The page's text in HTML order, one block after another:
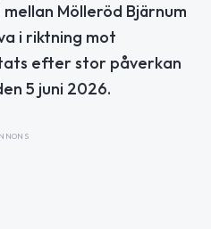
Mölleröd Bjärnum
i riktning mot
efter stor påverkan
5 juni 2026.